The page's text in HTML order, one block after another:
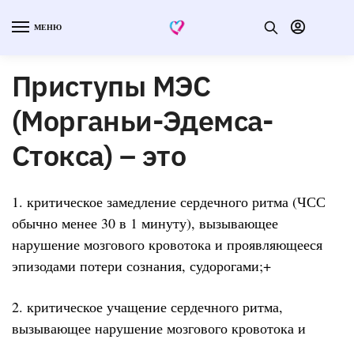
МЕНЮ
Приступы МЭС
(Морганьи-Эдемса-
Стокса) – это
1. критическое замедление сердечного ритма (ЧСС
обычно менее 30 в 1 минуту), вызывающее
нарушение мозгового кровотока и проявляющееся
эпизодами потери сознания, судорогами;+
2. критическое учащение сердечного ритма,
вызывающее нарушение мозгового кровотока и